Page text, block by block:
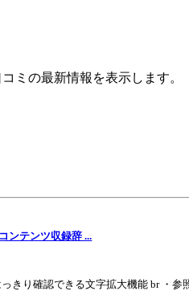
ミの最新情報を表示します。
ンテンツ収録辞 ...
きり確認できる文字拡大機能 br ・